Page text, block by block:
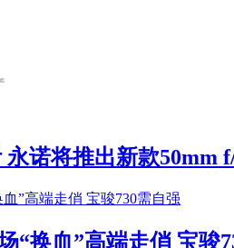
诺将推出新款50mm
“换血”高端走俏 宝骏